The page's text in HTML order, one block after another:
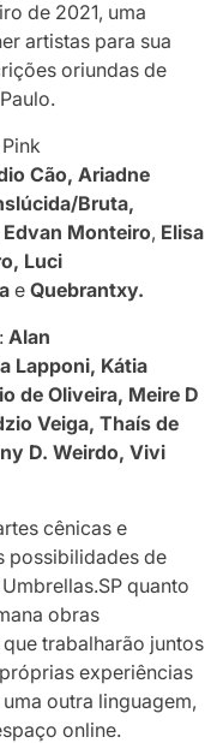
de 2021, uma
artistas para sua
oriundas de
Cão, Ariadne
Bruta,
Edvan Monteiro, Elisa
Luci
e Quebrantxy.
Alan
Lapponi, Kátia
de Oliveira, Meire D
Veiga, Thaís de
D. Weirdo, Vivi
cênicas e
possibilidades de
quanto
obras
trabalharão juntos
experiências
outra linguagem,
online.